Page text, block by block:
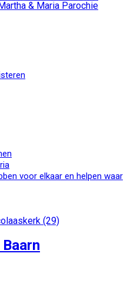
voor elkaar en helpen waar